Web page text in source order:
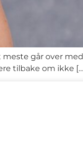
går over
tilbake om ikke